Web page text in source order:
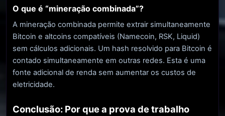
O que é “mineração combinada”?
A mineração combinada permite extrair simultaneamente
Bitcoin e altcoins compatíveis (Namecoin, RSK, Liquid)
sem cálculos adicionais. Um hash resolvido para Bitcoin é
contado simultaneamente em outras redes. Esta é uma
fonte adicional de renda sem aumentar os custos de
eletricidade.
Conclusão: Por que a prova de trabalho